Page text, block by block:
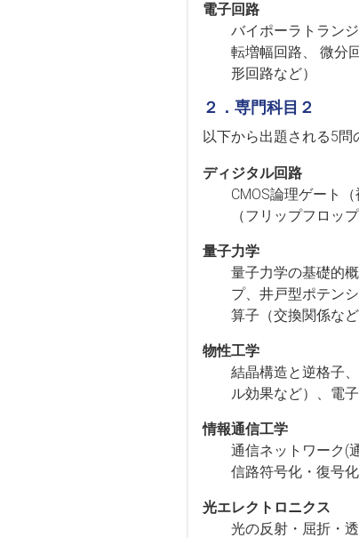
電子回路
バイポーラトラン
転増幅回路、 微分
形回路など）
２．専門科目２
以下から出題される5問
ディジタル回路
CMOS論理ゲート
（フリップフロッ
量子力学
量子力学の基礎的
プ、井戸型ポテン
算子（交換関係など
物性工学
結晶構造と逆格子
ル効果など）、電
情報通信工学
通信ネットワーク(
信路符号化・復号
光エレクトロニクス
光の反射・屈折・